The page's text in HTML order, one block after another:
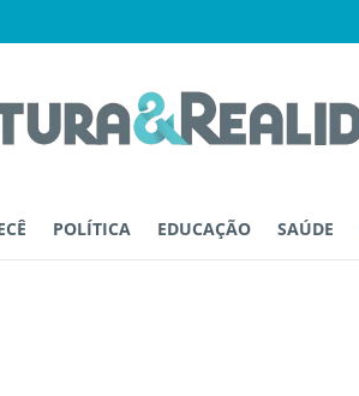
POLÍTICA EDUCAÇÃO SAÚDE